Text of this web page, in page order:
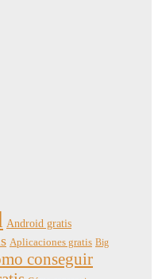
Android gratis
Aplicaciones gratis Big
conseguir